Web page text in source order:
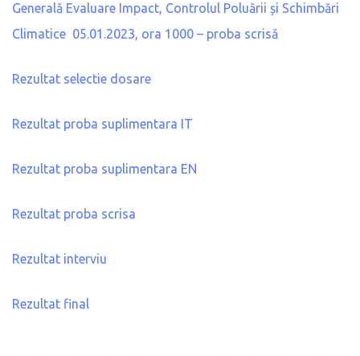
Generală Evaluare Impact, Controlul Poluării și Schimbări
Climatice 05.01.2023, ora 1000 – proba scrisă
Rezultat selectie dosare
Rezultat proba suplimentara IT
Rezultat proba suplimentara EN
Rezultat proba scrisa
Rezultat interviu
Rezultat final